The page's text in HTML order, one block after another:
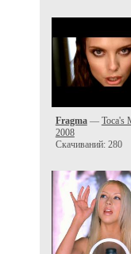
Fragma— Toca's
2008
Скачиваний: 280